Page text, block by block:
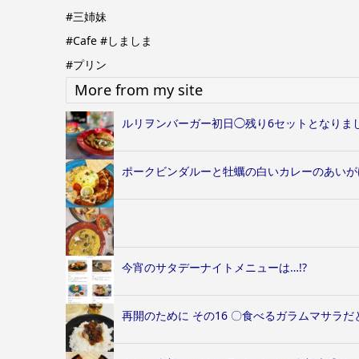
#三姉妹
#Cafe #しましま
#プリン
More from my site
ルリヲンバーガー初日◯残り6セットとなり
ポークビンダルーと牡蠣の白いカレーのあい
今宵のサタデーナイトメニューは…!?
再開のために その16 〇食べるガラムマサラだ